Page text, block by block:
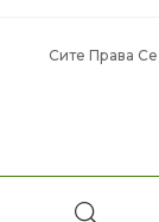
Сите Права